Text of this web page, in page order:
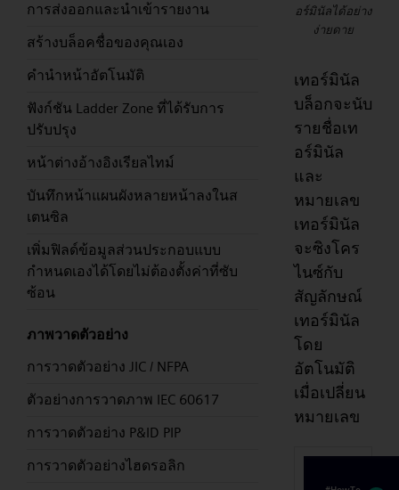
การส่งออกและนำเข้ารายงาน
สร้างบล็อคชื่อของคุณเอง
คำนำหน้าอัตโนมัติ
ฟังก์ชัน Ladder Zone ที่ได้รับการ
ปรับปรุง
หน้าต่างอ้างอิงเรียลไทม์
บันทึกหน้าแผนผังหลายหน้าลงในส
เตนซิล
เพิ่มฟิลด์ข้อมูลส่วนประกอบแบบ
กำหนดเองได้โดยไม่ต้องตั้งค่าที่ซับ
ซ้อน
ภาพวาดตัวอย่าง
การวาดตัวอย่าง JIC / NFPA
ตัวอย่างการวาดภาพ IEC 60617
การวาดตัวอย่าง P&ID PIP
การวาดตัวอย่างไฮดรอลิก
อร์มินัลได้อย่าง
ง่ายดาย
เทอร์มินัล
บล็อกจะนับ
รายชื่อเท
อร์มินัล
และ
หมายเลข
เทอร์มินัล
จะซิงโคร
ไนซ์กับ
สัญลักษณ์
เทอร์มินัล
โดย
อัตโนมัติ
เมื่อเปลี่ยน
หมายเลข